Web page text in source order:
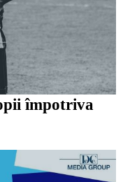
împotriva